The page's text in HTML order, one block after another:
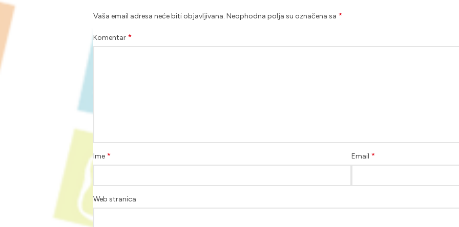
Vaša email adresa neće biti objavljivana. Neophodna polja su označena sa *
Komentar *
Ime * Email *
Web stranica